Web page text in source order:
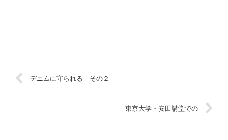
デニムに守られる その２
東京大学・安田講堂での